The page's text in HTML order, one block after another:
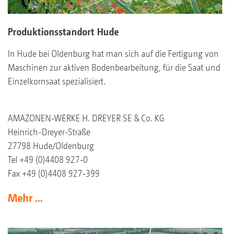
Produktionsstandort Hude
In Hude bei Oldenburg hat man sich auf die Fertigung von
Maschinen zur aktiven Bodenbearbeitung, für die Saat und
Einzelkornsaat spezialisiert.
AMAZONEN-WERKE H. DREYER SE & Co. KG
Heinrich-Dreyer-Straße
27798 Hude/Oldenburg
Tel +49 (0)4408 927-0
Fax +49 (0)4408 927-399
Mehr ...